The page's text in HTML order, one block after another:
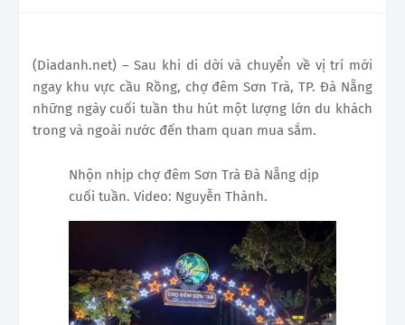
(Diadanh.net) – Sau khi di dời và chuyển về vị trí mới
ngay khu vực cầu Rồng, chợ đêm Sơn Trà, TP. Đà Nẵng
những ngày cuối tuần thu hút một lượng lớn du khách
trong và ngoài nước đến tham quan mua sắm.
Nhộn nhịp chợ đêm Sơn Trà Đà Nẵng dịp
cuối tuần. Video: Nguyễn Thành.